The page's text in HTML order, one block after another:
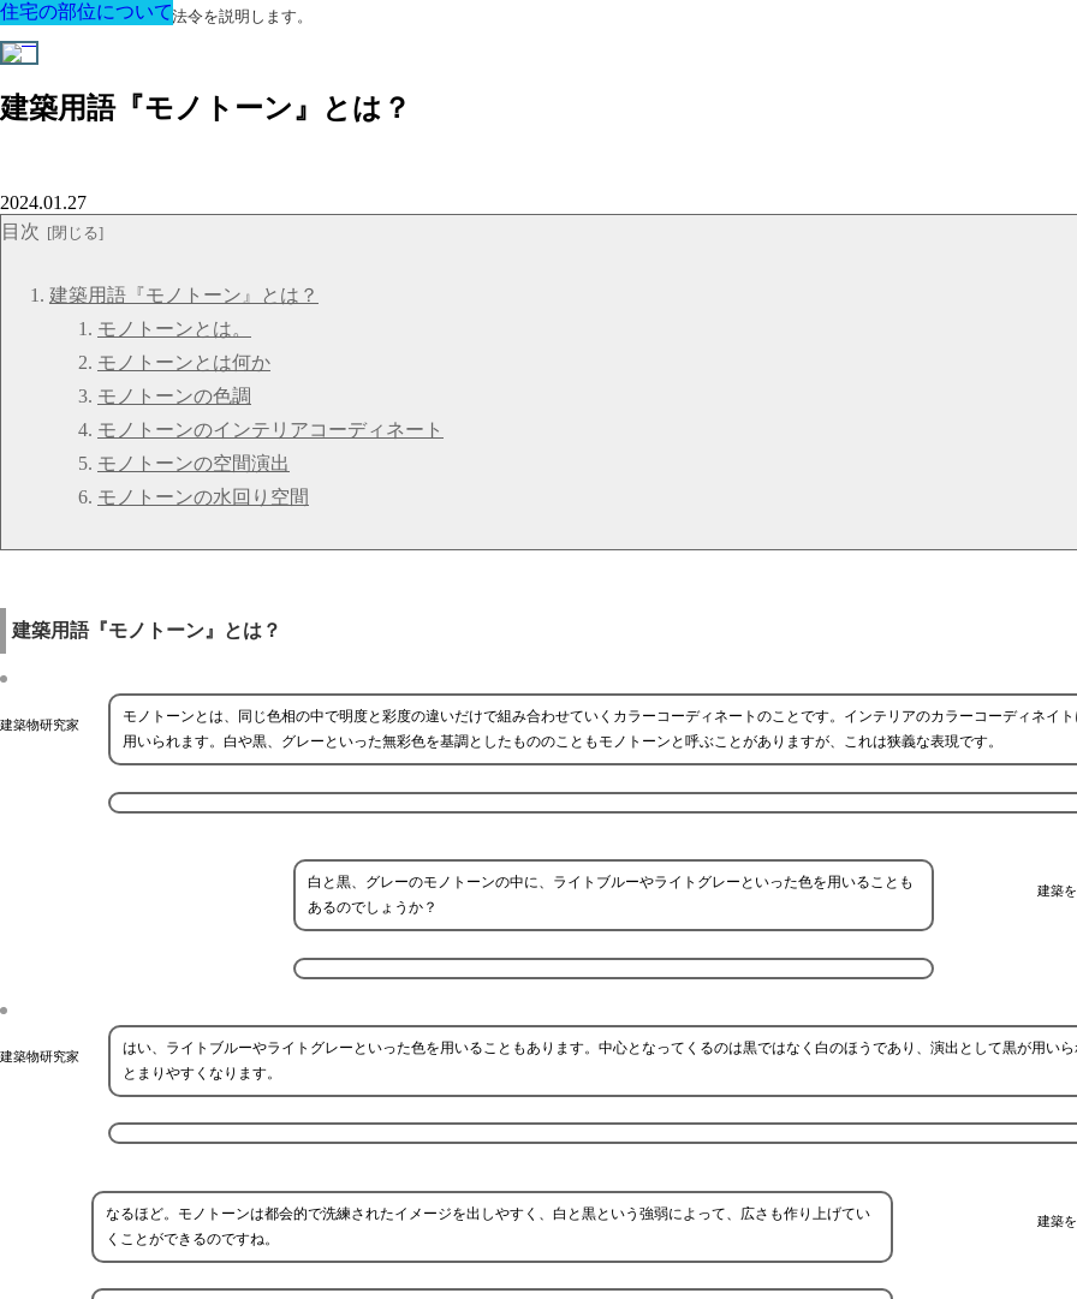
建築に関する用語と関連法令を説明します。
建築用語『モノトーン』とは？
住宅の部位について
2024.01.27
目次
建築用語『モノトーン』とは？
モノトーンとは。
モノトーンとは何か
モノトーンの色調
モノトーンのインテリアコーディネート
モノトーンの空間演出
モノトーンの水回り空間
建築用語『モノトーン』とは？
建築物研究家
モノトーンとは、同じ色相の中で明度と彩度の違いだけで組み合わせていくカラーコーディネートのことです。インテリアのカラーコーディネイト
用いられます。白や黒、グレーといった無彩色を基調としたもののこともモノトーンと呼ぶことがありますが、これは狭義な表現です。
建築
白と黒、グレーのモノトーンの中に、ライトブルーやライトグレーといった色を用いることも
あるのでしょうか？
建築物研究家
はい、ライトブルーやライトグレーといった色を用いることもあります。中心となってくるのは黒ではなく白のほうであり、演出として黒が用いら
とまりやすくなります。
建築
なるほど。モノトーンは都会的で洗練されたイメージを出しやすく、白と黒という強弱によって、広さも作り上げてい
くことができるのですね。
住宅の部位について
住宅の部位について
住宅の部位について
住宅の部位について
住宅の部位について
住宅の部位について